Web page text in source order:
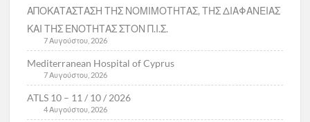
ΑΠΟΚΑΤΑΣΤΑΣΗ ΤΗΣ ΝΟΜΙΜΟΤΗΤΑΣ, ΤΗΣ ΔΙΑΦΑΝΕΙΑΣ
ΚΑΙ ΤΗΣ ΕΝΟΤΗΤΑΣ ΣΤΟΝ Π.Ι.Σ.
7 Αυγούστου, 2026
Mediterranean Hospital of Cyprus
7 Αυγούστου, 2026
ATLS 10 – 11 / 10 / 2026
4 Αυγούστου, 2026